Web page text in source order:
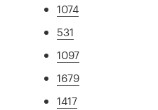
1074
531
1097
1679
1417